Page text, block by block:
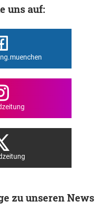
uns auf:
zu unseren News